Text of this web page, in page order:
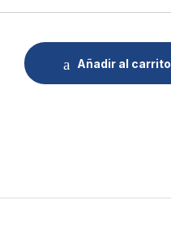
Añadir al carrito